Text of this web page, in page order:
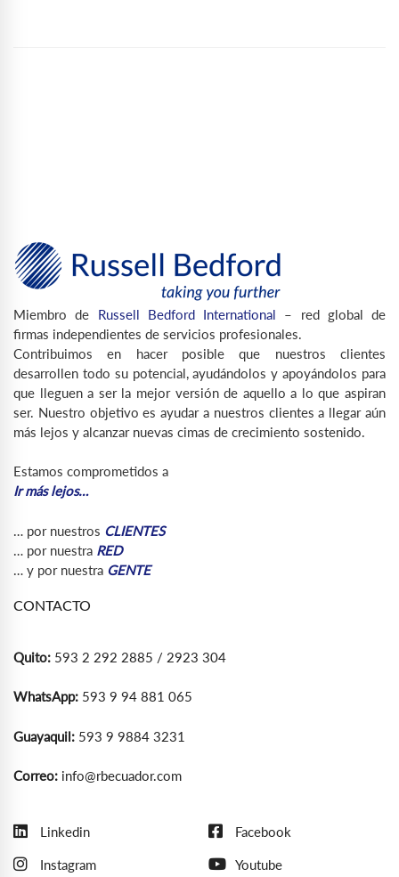
Miembro de Russell Bedford International – red global de
firmas independientes de servicios profesionales.
Contribuimos en hacer posible que nuestros clientes
desarrollen todo su potencial, ayudándolos y apoyándolos para
que lleguen a ser la mejor versión de aquello a lo que aspiran
ser. Nuestro objetivo es ayudar a nuestros clientes a llegar aún
más lejos y alcanzar nuevas cimas de crecimiento sostenido.
Estamos comprometidos a
Ir más lejos…
… por nuestros CLIENTES
… por nuestra RED
… y por nuestra GENTE
CONTACTO
Quito: 593 2 292 2885 / 2923 304
WhatsApp: 593 9 94 881 065
Guayaquil: 593 9 9884 3231
Correo: info@rbecuador.com
Linkedin Facebook
Instagram Youtube